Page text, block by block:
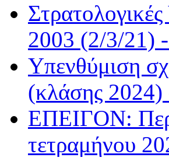
2003 (2/3/21)
Υπενθύμιση
(κλάσης
ΕΠΕΙΓΟΝ:
τετραμήνου